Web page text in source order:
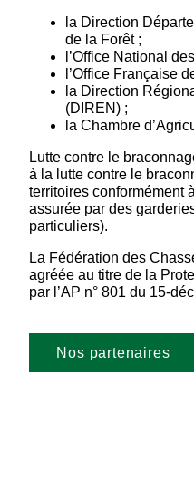
la Direction
de la Forêt ;
l’Office National
l’Office Française
la Direction
(DIREN) ;
la Chambre
Lutte contre le
à la lutte contre le
territoires conformément
assurée par des
particuliers).
La Fédération des
agréée au titre de la
par l’AP n° 801 du 15-
Nos partenaires